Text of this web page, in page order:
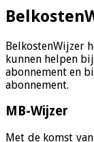
BelkostenWijzer
kunnen helpen
abonnement en
abonnement.
MB-Wijzer
Met de komst